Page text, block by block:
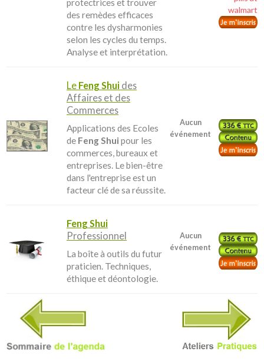
protectrices et trouver
des remèdes efficaces
contre les dysharmonies
selon les cycles du temps.
Analyse et interprétation.
walmart
Le Feng Shui des
Affaires et des
Commerces
Applications des Ecoles
de Feng Shui pour les
commerces, bureaux et
entreprises. Le bien-être
dans l'entreprise est un
facteur clé de sa réussite.
Aucun
événement
Feng Shui
Professionnel
La boîte à outils du futur
praticien. Techniques,
éthique et déontologie.
Aucun
événement